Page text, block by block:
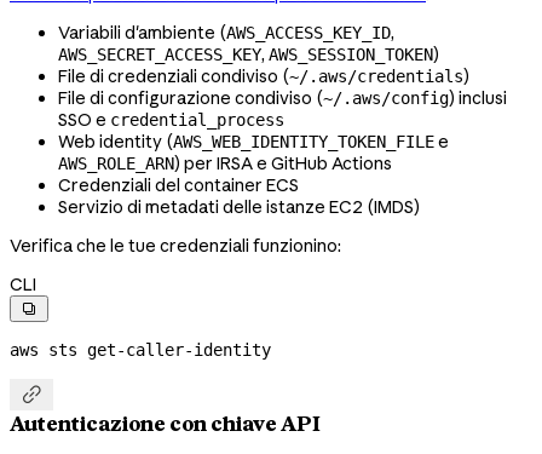
Variabili d'ambiente (AWS_ACCESS_KEY_ID,
AWS_SECRET_ACCESS_KEY, AWS_SESSION_TOKEN)
File di credenziali condiviso (~/.aws/credentials)
File di configurazione condiviso (~/.aws/config) inclusi
SSO e credential_process
Web identity (AWS_WEB_IDENTITY_TOKEN_FILEe
AWS_ROLE_ARN) per IRSA e GitHub Actions
Credenziali del container ECS
Servizio di metadati delle istanze EC2 (IMDS)
Verifica che le tue credenziali funzionino:
CLI

aws sts get-caller-identity

Autenticazione con chiave API